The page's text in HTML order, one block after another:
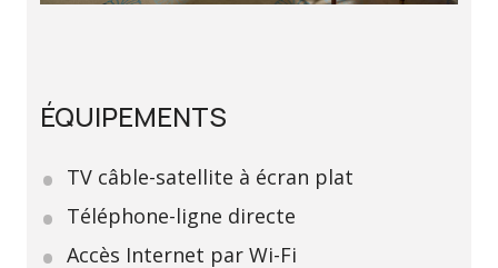
ÉQUIPEMENTS
TV câble-satellite à écran plat
Téléphone-ligne directe
Accès Internet par Wi-Fi